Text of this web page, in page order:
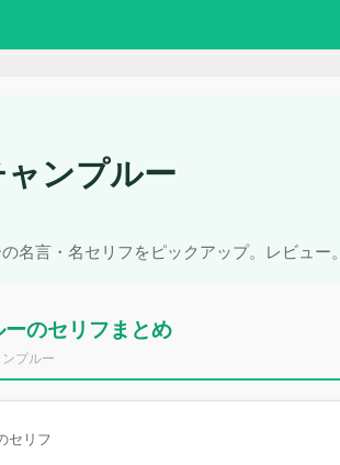
ンプルー
名言・名セリフをピックアップ。レビュー。
のセリフまとめ
プルー
セリフ